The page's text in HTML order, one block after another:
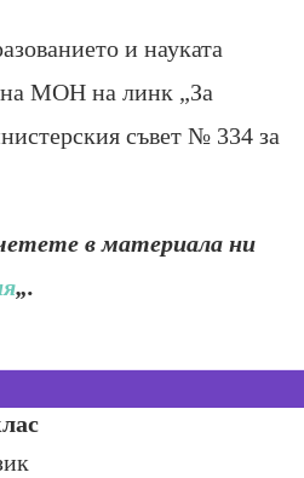
и науката
на МОН на линк „За
съвет № 334 за
в материала ни
„.